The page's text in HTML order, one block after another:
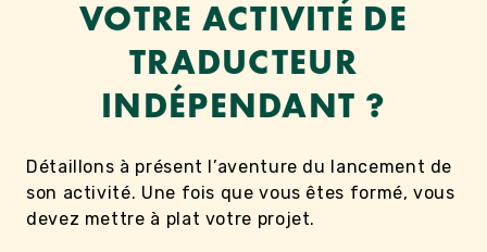
VOTRE ACTIVITÉ DE
TRADUCTEUR
INDÉPENDANT ?
Détaillons à présent l’aventure du lancement de
son activité. Une fois que vous êtes formé, vous
devez mettre à plat votre projet.